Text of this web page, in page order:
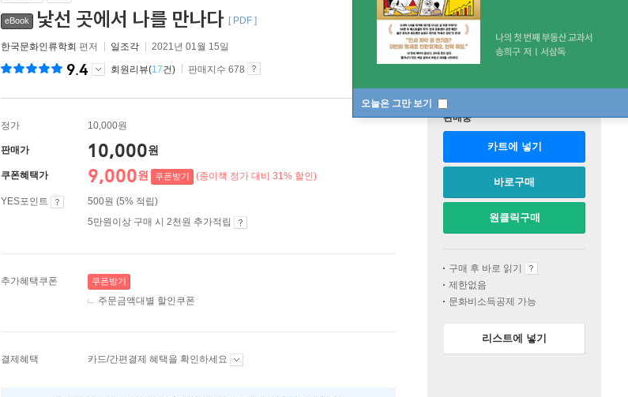
오늘은 그만 보기
eBook 낯선 곳에서 나를 만나다 [ PDF ]
한국문화인류학회 편저 일조각 2021년 01월 15일
9.4 회원리뷰(17건) 판매지수 678
정가 10,000원
판매가 10,000원
쿠폰혜택가 9,000원 쿠폰받기 (종이책 정가 대비 31% 할인)
YES포인트
500원 (5% 적립)
5만원이상 구매 시 2천원 추가적립
추가혜택쿠폰 쿠폰받기
주문금액대별 할인쿠폰
결제혜택 카드/간편결제 혜택을 확인하세요
판매중
카트에 넣기
바로구매
원클릭구매
구매 후 바로 읽기
제한없음
문화비소득공제 가능
리스트에 넣기